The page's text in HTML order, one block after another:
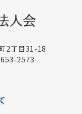
2丁目31-18
2573